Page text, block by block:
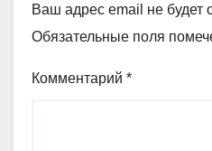
Ваш адрес email не будет
Обязательные поля
Комментарий *